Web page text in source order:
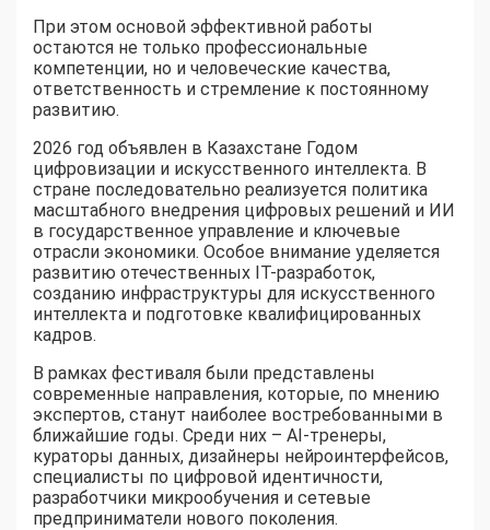
При этом основой эффективной работы
остаются не только профессиональные
компетенции, но и человеческие качества,
ответственность и стремление к постоянному
развитию.
2026 год объявлен в Казахстане Годом
цифровизации и искусственного интеллекта. В
стране последовательно реализуется политика
масштабного внедрения цифровых решений и ИИ
в государственное управление и ключевые
отрасли экономики. Особое внимание уделяется
развитию отечественных IT-разработок,
созданию инфраструктуры для искусственного
интеллекта и подготовке квалифицированных
кадров.
В рамках фестиваля были представлены
современные направления, которые, по мнению
экспертов, станут наиболее востребованными в
ближайшие годы. Среди них – AI-тренеры,
кураторы данных, дизайнеры нейроинтерфейсов,
специалисты по цифровой идентичности,
разработчики микрообучения и сетевые
предприниматели нового поколения.